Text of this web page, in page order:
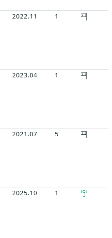
2022.11 1
2023.04 1
2021.07 5
2025.10 1